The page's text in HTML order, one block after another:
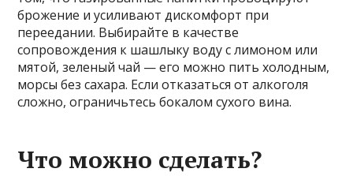
брожение и усиливают дискомфорт при
переедании. Выбирайте в качестве
сопровождения к шашлыку воду с лимоном или
мятой, зеленый чай — его можно пить холодным,
морсы без сахара. Если отказаться от алкоголя
сложно, ограничьтесь бокалом сухого вина.
Что можно сделать?